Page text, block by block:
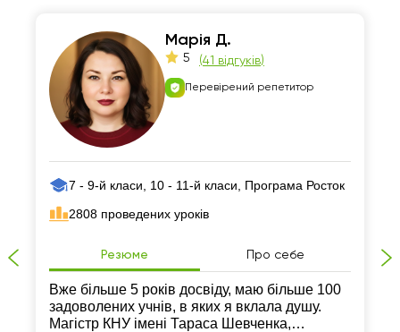
Марія Д.
5 (41 відгуків)
Перевірений репетитор
7 - 9-й класи, 10 - 11-й класи, Програма Росток
2808 проведених уроків
Резюме Про себе
Вже більше 5 років досвіду, маю більше 100
задоволених учнів, в яких я вклала душу.
Магістр КНУ імені Тараса Шевченка,